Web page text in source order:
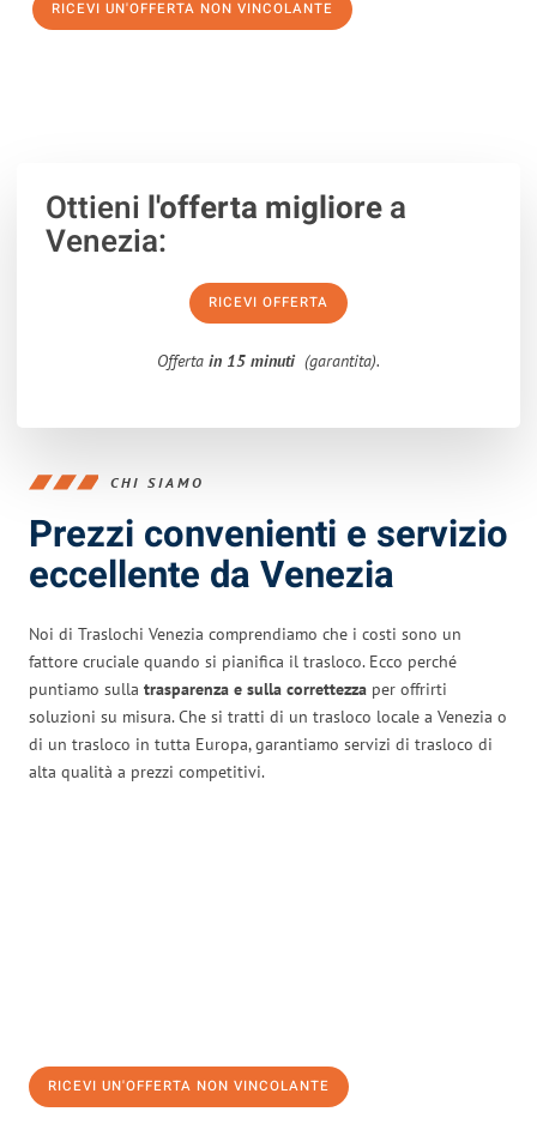
RICEVI UN'OFFERTA NON VINCOLANTE
Ottieni l'offerta migliorea
Venezia:
RICEVI OFFERTA
Offerta in 15 minuti (garantita).
CHI SIAMO
Prezzi convenienti e servizio
eccellente da Venezia
Noi di Traslochi Venezia comprendiamo che i costi sono un
fattore cruciale quando si pianifica il trasloco. Ecco perché
puntiamo sulla trasparenza e sulla correttezza per offrirti
soluzioni su misura. Che si tratti di un trasloco locale a Venezia o
di un trasloco in tutta Europa, garantiamo servizi di trasloco di
alta qualità a prezzi competitivi.
RICEVI UN'OFFERTA NON VINCOLANTE